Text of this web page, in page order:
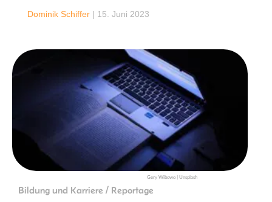
Dominik Schiffer | 15. Juni 2023
Gery Wibowo | Unsplash
Bildung und Karriere / Reportage